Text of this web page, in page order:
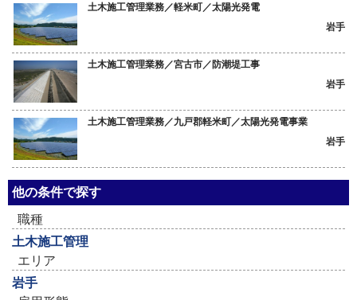
土木施工管理業務／軽米町／太陽光発電
岩手
土木施工管理業務／宮古市／防潮堤工事
岩手
土木施工管理業務／九戸郡軽米町／太陽光発電事業
岩手
他の条件で探す
職種
土木施工管理
エリア
岩手